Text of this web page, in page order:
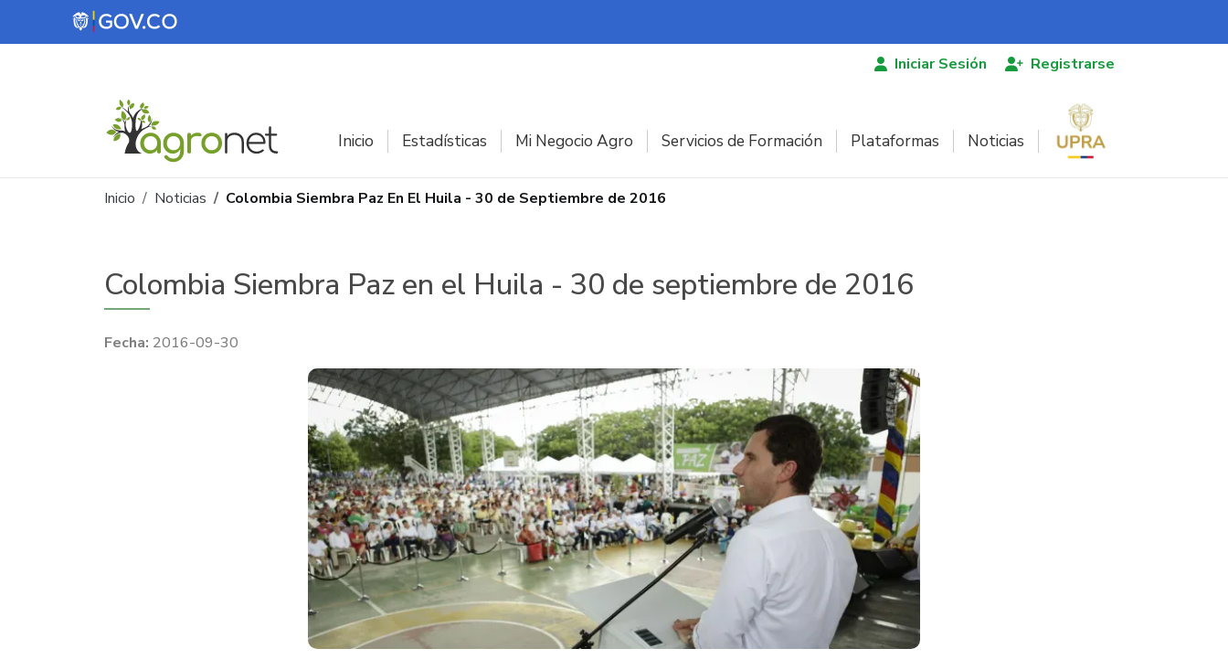
Pasar al contenido principal
Iniciar Sesión Registrarse
Inicio Estadísticas Mi Negocio Agro Servicios de Formación Plataformas Noticias
Ruta de navegación
Inicio Noticias Colombia Siembra Paz En El Huila - 30 de Septiembre de 2016
Colombia Siembra Paz en el Huila - 30 de septiembre de 2016
2016-09-30